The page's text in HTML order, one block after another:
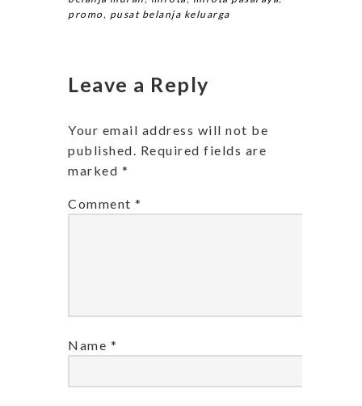
promo, pusat belanja keluarga
Leave a Reply
Your email address will not be
published. Required fields are
marked *
Comment *
Name *